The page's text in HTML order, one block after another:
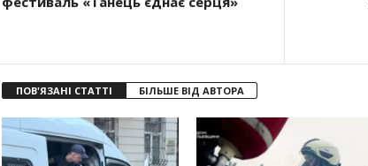
ПОВ'ЯЗАНІ СТАТТІ БІЛЬШЕ ВІД АВТОРА